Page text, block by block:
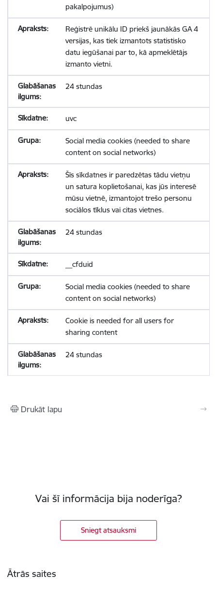
pakalpojumus)
Reģistrē unikālu ID priekš jaunākās GA 4
versijas, kas tiek izmantots statistisko
datu iegūšanai par to, kā apmeklētājs
izmanto vietni.
24 stundas
uvc
Social media cookies (needed to share
content on social networks)
Šīs sīkdatnes ir paredzētas tādu vietņu
un satura koplietošanai, kas jūs interesē
mūsu vietnē, izmantojot trešo personu
sociālos tīklus vai citas vietnes.
24 stundas
__cfduid
Social media cookies (needed to share
content on social networks)
Cookie is needed for all users for
sharing content
24 stundas
Drukāt lapu
Vai šī informācija bija noderīga?
Sniegt atsauksmi
Ātrās saites